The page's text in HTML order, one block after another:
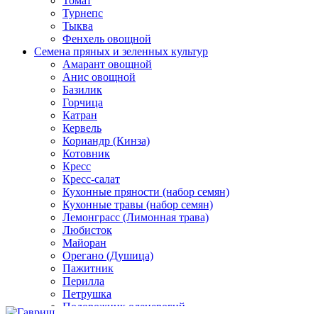
Турнепс
Тыква
Фенхель овощной
Семена пряных и зеленных культур
Амарант овощной
Анис овощной
Базилик
Горчица
Катран
Кервель
Кориандр (Кинза)
Котовник
Кресс
Кресс-салат
Кухонные пряности (набор семян)
Кухонные травы (набор семян)
Лемонграсс (Лимонная трава)
Любисток
Майоран
Орегано (Душица)
Пажитник
Перилла
Петрушка
Подорожник оленерогий